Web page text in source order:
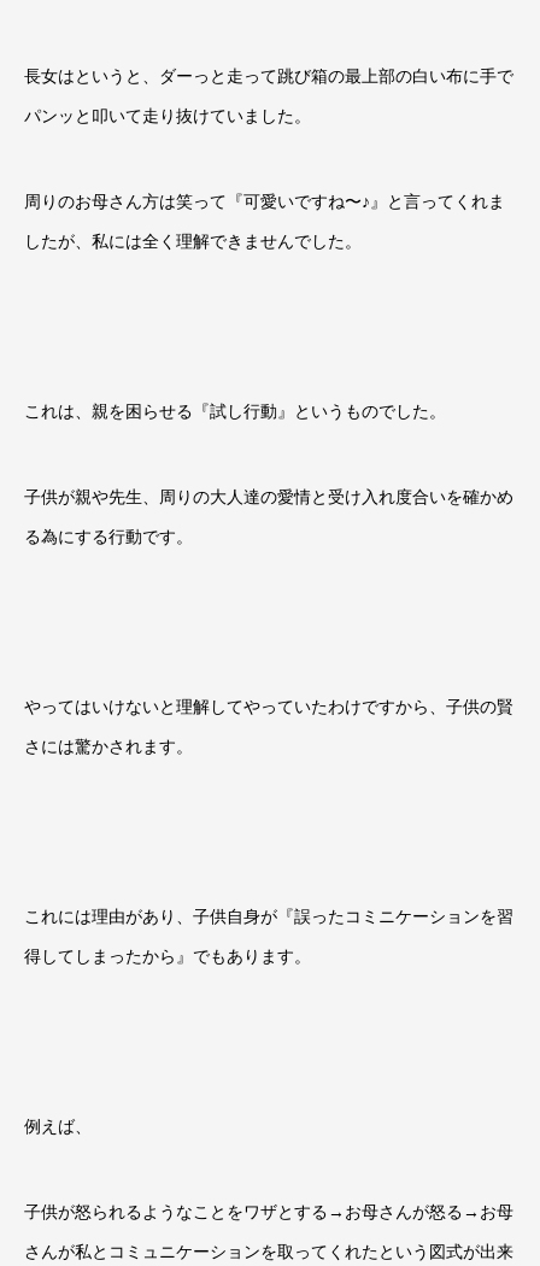
長女はというと、ダーっと走って跳び箱の最上部の白い布に手で
パンッと叩いて走り抜けていました。
周りのお母さん方は笑って『可愛いですね〜♪』と言ってくれま
したが、私には全く理解できませんでした。
これは、親を困らせる『試し行動』というものでした。
子供が親や先生、周りの大人達の愛情と受け入れ度合いを確かめ
る為にする行動です。
やってはいけないと理解してやっていたわけですから、子供の賢
さには驚かされます。
これには理由があり、子供自身が『誤ったコミニケーションを習
得してしまったから』でもあります。
例えば、
子供が怒られるようなことをワザとする→ お母さんが怒る→ お母
さんが私とコミュニケーションを取ってくれたという図式が出来